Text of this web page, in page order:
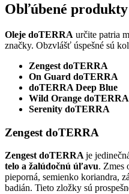
Obľúbené
Oleje doTERRA určite patria
značky. Obzvlášť úspešné sú
Zengest doTERRA
On Guard doTERRA
doTERRA Deep Blue
Wild Orange doTERRA
Serenity doTERRA
Zengest doTERRA
Zengest doTERRA je
telo a žalúdočnú úľavu. Zmes
pieporná, semienko koriandra,
badián. Tieto zložky sú